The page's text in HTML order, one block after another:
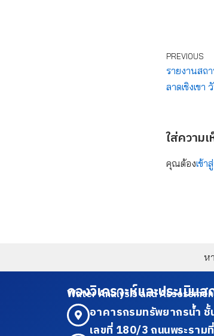
PREVIOUS
รายงานสถ
ลาดเชิงเข
ใส่ความเ
คุณต้องเข้า
ห
กองวิเคราะห์และประเมิ
Water Analysis and
อาคารกรมทรัพยากรน้ำ ชั้
เลขที่ 180/3 ถนนพระรา